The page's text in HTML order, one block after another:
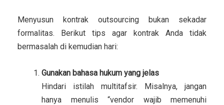
Menyusun kontrak outsourcing bukan sekadar
formalitas. Berikut tips agar kontrak Anda tidak
bermasalah di kemudian hari:
Gunakan bahasa hukum yang jelas
Hindari istilah multitafsir. Misalnya, jangan
hanya menulis “vendor wajib memenuhi